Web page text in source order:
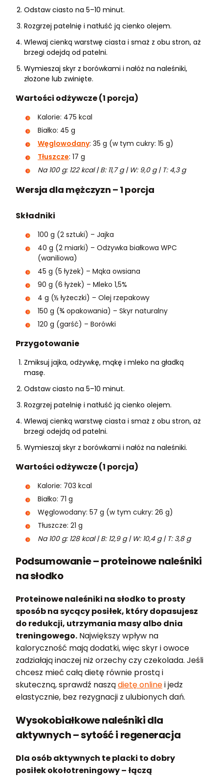
Odstaw ciasto na 5–10 minut.
Rozgrzej patelnię i natłuść ją cienko olejem.
Wlewaj cienką warstwę ciasta i smaż z obu stron, aż
brzegi odejdą od patelni.
Wymieszaj skyr z borówkami i nałóż na naleśniki,
złożone lub zwinięte.
Wartości odżywcze (1 porcja)
Kalorie: 475 kcal
Białko: 45 g
Węglowodany: 35 g (w tym cukry: 15 g)
Tłuszcze: 17 g
Na 100 g: 122 kcal | B: 11,7 g | W: 9,0 g | T: 4,3 g
Wersja dla mężczyzn – 1 porcja
Składniki
100 g (2 sztuki) – Jajka
40 g (2 miarki) – Odżywka białkowa WPC
(waniliowa)
45 g (5 łyżek) – Mąka owsiana
90 g (6 łyżek) – Mleko 1,5%
4 g (½ łyżeczki) – Olej rzepakowy
150 g (¾ opakowania) – Skyr naturalny
120 g (garść) – Borówki
Przygotowanie
Zmiksuj jajka, odżywkę, mąkę i mleko na gładką
masę.
Odstaw ciasto na 5–10 minut.
Rozgrzej patelnię i natłuść ją cienko olejem.
Wlewaj cienką warstwę ciasta i smaż z obu stron, aż
brzegi odejdą od patelni.
Wymieszaj skyr z borówkami i nałóż na naleśniki.
Wartości odżywcze (1 porcja)
Kalorie: 703 kcal
Białko: 71 g
Węglowodany: 57 g (w tym cukry: 26 g)
Tłuszcze: 21 g
Na 100 g: 128 kcal | B: 12,9 g | W: 10,4 g | T: 3,8 g
Podsumowanie – proteinowe naleśniki
na słodko
Proteinowe naleśniki na słodko to prosty
sposób na sycący posiłek, który dopasujesz
do redukcji, utrzymania masy albo dnia
treningowego. Największy wpływ na
kaloryczność mają dodatki, więc skyr i owoce
zadziałają inaczej niż orzechy czy czekolada. Jeśli
chcesz mieć całą dietę równie prostą i
skuteczną, sprawdź nasządietę onlinei jedz
elastycznie, bez rezygnacji z ulubionych dań.
Wysokobiałkowe naleśniki dla
aktywnych – sytość i regeneracja
Dla osób aktywnych te placki to dobry
posiłek okołotreningowy – łączą